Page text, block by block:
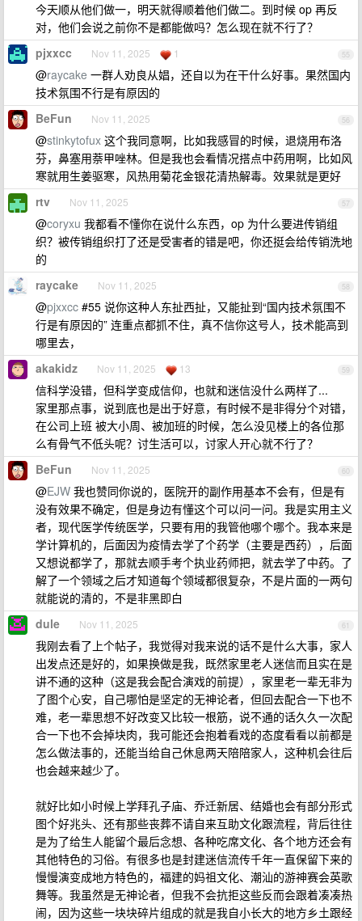
今天顺从他们做一，明天就得顺着他们做二。到时候 op 再反
对，他们会说之前你不是都能做吗？怎么现在就不行了？
55
pjxxcc Nov 11, 2025 1
@raycake 一群人劝良从娼，还自以为在干什么好事。果然国内
技术氛围不行是有原因的
56
BeFun Nov 11, 2025
@stinkytofux 这个我同意啊，比如我感冒的时候，退烧用布洛
芬，鼻塞用萘甲唑林。但是我也会看情况搭点中药用啊，比如风
寒就用生姜驱寒，风热用菊花金银花清热解毒。效果就是更好
57
rtv Nov 11, 2025
@coryxu 我都看不懂你在说什么东西，op 为什么要进传销组
织？被传销组织打了还是受害者的错是吧，你还挺会给传销洗地
的
58
raycake Nov 11, 2025
@pjxxcc #55 说你这种人东扯西扯，又能扯到“国内技术氛围不
行是有原因的” 连重点都抓不住，真不信你这号人，技术能高到
哪里去，
59
akakidz Nov 11, 2025 13
信科学没错，但科学变成信仰，也就和迷信没什么两样了...
家里那点事，说到底也是出于好意，有时候不是非得分个对错，
在公司上班 被大小周、被加班的时候，怎么没见楼上的各位那
么有骨气不低头呢？讨生活可以，讨家人开心就不行了？
60
BeFun Nov 11, 2025
@EJW 我也赞同你说的，医院开的副作用基本不会有，但是有
没有效果不确定，但是身边有懂这个可以问一问。我是实用主义
者，现代医学传统医学，只要有用的我管他哪个哪个。我本来是
学计算机的，后面因为疫情去学了个药学（主要是西药），后面
又想说都学了，那就去顺手考个执业药师把，就去学了中药。了
解了一个领域之后才知道每个领域都很复杂，不是片面的一两句
就能说的清的，不是非黑即白
61
dule Nov 11, 2025
我刚去看了上个帖子，我觉得对我来说的话不是什么大事，家人
出发点还是好的，如果换做是我，既然家里老人迷信而且实在是
讲不通的这种（这是我会配合演戏的前提），家里老一辈无非为
了图个心安，自己哪怕是坚定的无神论者，但回去配合一下也不
难，老一辈思想不好改变又比较一根筋，说不通的话久久一次配
合一下也不会掉块肉，我可能还会抱着看戏的态度看看以前都是
怎么做法事的，还能当给自己休息两天陪陪家人，这种机会往后
也会越来越少了。
就好比如小时候上学拜孔子庙、乔迁新居、结婚也会有部分形式
图个好兆头、还有那些丧葬不请自来互助文化跟流程，背后往往
是为了给生人能留个最后念想、各种吃席文化、各个地方还会有
其他特色的习俗。有很多也是封建迷信流传千年一直保留下来的
慢慢演变成地方特色的，福建的妈祖文化、潮汕的游神赛会英歌
舞等。我虽然是无神论者，但我不会抗拒这些反而会跟着凑凑热
闹，因为这些一块块碎片组成的就是我自小长大的地方乡土跟经